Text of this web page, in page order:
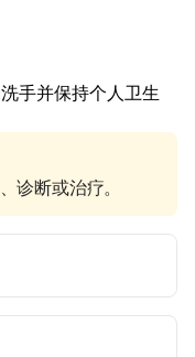
手并保持个人卫生
诊断或治疗。